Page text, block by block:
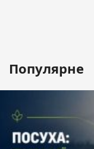
Популярне